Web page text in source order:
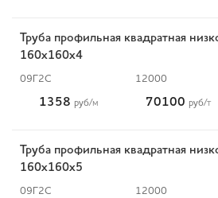
Труба профильная квадратная
160х160х4
09Г2С 12000
1358 руб/м 70100 руб/т
Труба профильная квадратная
160х160х5
09Г2С 12000